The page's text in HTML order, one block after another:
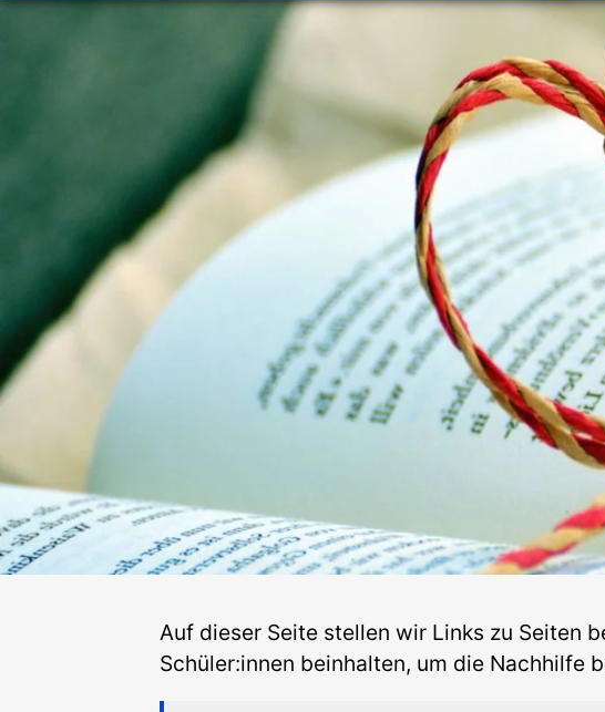
Auf dieser Seite stellen wir Links zu Seiten
Schüler:innen beinhalten, um die Nachhilfe